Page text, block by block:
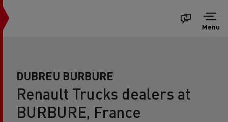
Menu
DUBREU BURBURE
Renault Trucks dealers at
BURBURE, France